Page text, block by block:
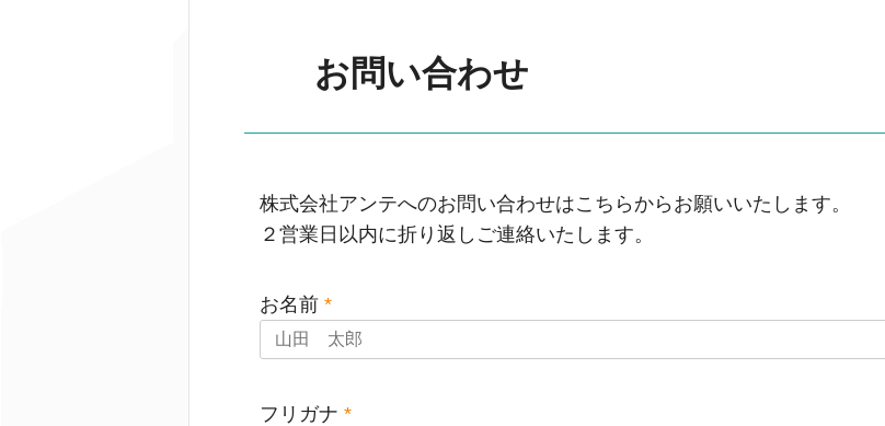
お問い合わせ
株式会社アンテへのお問い合わせはこちらからお願いいたします。
２営業日以内に折り返しご連絡いたします。
お名前 *
フリガナ *